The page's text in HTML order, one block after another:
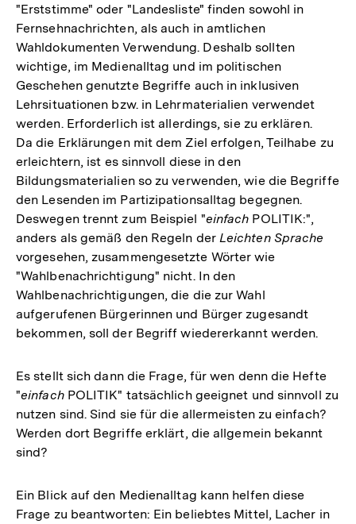
"Erststimme" oder "Landesliste" finden sowohl in
Fernsehnachrichten, als auch in amtlichen
Wahldokumenten Verwendung. Deshalb sollten
wichtige, im Medienalltag und im politischen
Geschehen genutzte Begriffe auch in inklusiven
Lehrsituationen bzw. in Lehrmaterialien verwendet
werden. Erforderlich ist allerdings, sie zu erklären.
Da die Erklärungen mit dem Ziel erfolgen, Teilhabe zu
erleichtern, ist es sinnvoll diese in den
Bildungsmaterialien so zu verwenden, wie die Begriffe
den Lesenden im Partizipationsalltag begegnen.
Deswegen trennt zum Beispiel "einfach POLITIK:",
anders als gemäß den Regeln der Leichten Sprache
vorgesehen, zusammengesetzte Wörter wie
"Wahlbenachrichtigung" nicht. In den
Wahlbenachrichtigungen, die die zur Wahl
aufgerufenen Bürgerinnen und Bürger zugesandt
bekommen, soll der Begriff wiedererkannt werden.
Es stellt sich dann die Frage, für wen denn die Hefte
"einfachPOLITIK" tatsächlich geeignet und sinnvoll zu
nutzen sind. Sind sie für die allermeisten zu einfach?
Werden dort Begriffe erklärt, die allgemein bekannt
sind?
Ein Blick auf den Medienalltag kann helfen diese
Frage zu beantworten: Ein beliebtes Mittel, Lacher in